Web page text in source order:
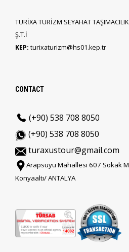
TURİXA TURİZM SEYAHAT
Ş.T.İ
KEP: turixaturizm@hs01.kep.tr
CONTACT
(+90) 538 708 8050
(+90) 538 708 8050
turaxustour@gmail.com
Arapsuyu Mahallesi 607 Sokak
Konyaaltı/ ANTALYA